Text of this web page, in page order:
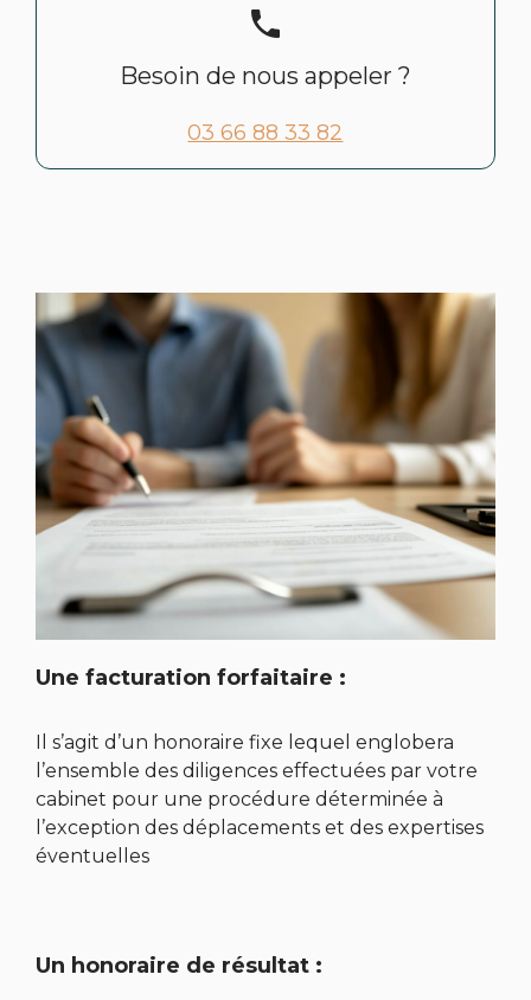
phone
Besoin de nous appeler ?
03 66 88 33 82
Une facturation forfaitaire :
Il s’agit d’un honoraire fixe lequel englobera
l’ensemble des diligences effectuées par votre
cabinet pour une procédure déterminée à
l’exception des déplacements et des expertises
éventuelles
Un honoraire de résultat :